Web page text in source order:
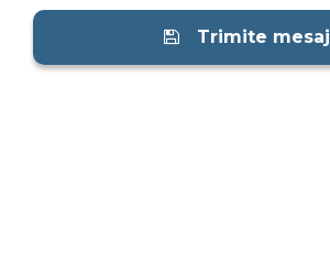
Trimite mesaj